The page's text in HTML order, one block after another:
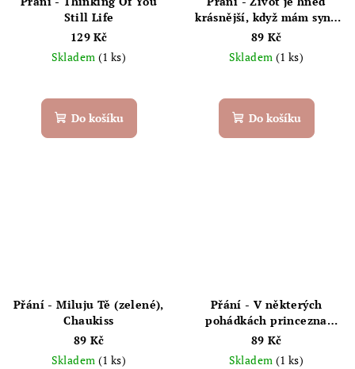
Still Life
129 Kč
Skladem (1 ks)
Do košíku
krásnější, když mám syna
jako jsi ty
89 Kč
Skladem (1 ks)
Do košíku
Přání - Miluju Tě (zelené),
Chaukiss
89 Kč
Skladem (1 ks)
Přání - V některých
pohádkách princezna
nepotřebuje prince,
Chaukiss
89 Kč
Skladem (1 ks)